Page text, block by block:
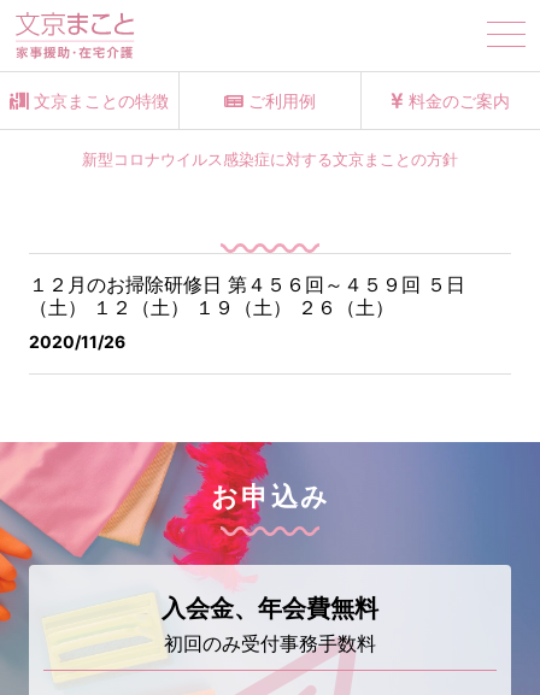
文京まことの特徴 ご利用例 料金のご案内
新型コロナウイルス感染症に対する文京まことの方針
１２月のお掃除研修日 第４５６回～４５９回 ５日
（土） １２（土） １９（土） ２６（土）
2020/11/26
お申込み
入会金、年会費無料
初回のみ受付事務手数料